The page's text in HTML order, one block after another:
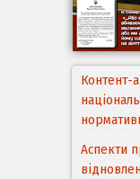
Контент-
Аспекти